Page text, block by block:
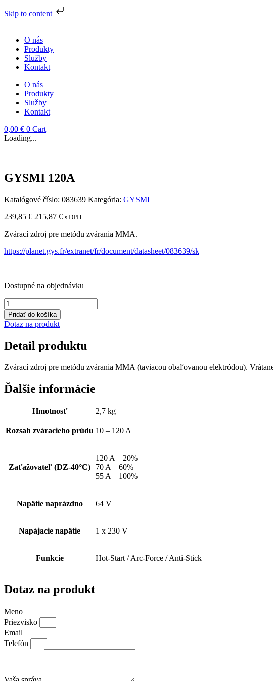
Skip to content
obsah
O nás
Produkty
Služby
Kontakt
O nás
Produkty
Služby
Kontakt
0,00 € 0 Cart
Loading...
GYSMI 120A
Katalógové číslo: 083639 Kategória: GYSMI
239,85€ Pôvodná
bola:
215,87 €Aktuálna
je:
s DPH
Zvárací zdroj pre metódu zvárania MMA.
https://planet.gys.fr/extranet/fr/document/datasheet/083639/sk
Dostupné na objednávku
množstvo
GYSMI
120A
Pridať do košíka
Dotaz na produkt
Detail produktu
Zvárací zdroj pre metódu zvárania MMA (taviacou obaľovanou elektródou).
Ďalšie informácie
Hmotnosť 2,7 kg
Rozsah zváracieho prúdu 10 – 120 A
Zaťažovateľ (DZ-40°C)
120 A – 20%
70 A – 60%
55 A – 100%
Napätie naprázdno 64 V
Napájacie napätie 1 x 230 V
Funkcie Hot-Start / Arc-Force / Anti-Stick
Dotaz na produkt
Meno
Priezvisko
Email
Telefón